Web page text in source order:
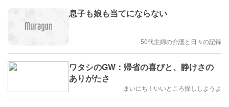
息子も娘も当てにならない
50代主婦の介護と日々の記録
ワタシのGW：帰省の喜びと、静けさの
ありがたさ
まいにち！いいところ探ししようよ